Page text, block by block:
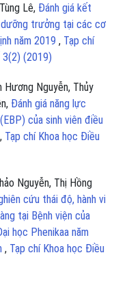
Lê, Đánh giá kết
trưởng tại các cơ
năm 2019 , Tạp chí
3(2) (2019)
Hương Nguyễn, Thủy
Đánh giá năng lực
của sinh viên điều
, Tạp chí Khoa học Điều
Nguyễn, Thị Hồng
cứu thái độ, hành vi
tại Bệnh viện của
học Phenikaa năm
, Tạp chí Khoa học Điều